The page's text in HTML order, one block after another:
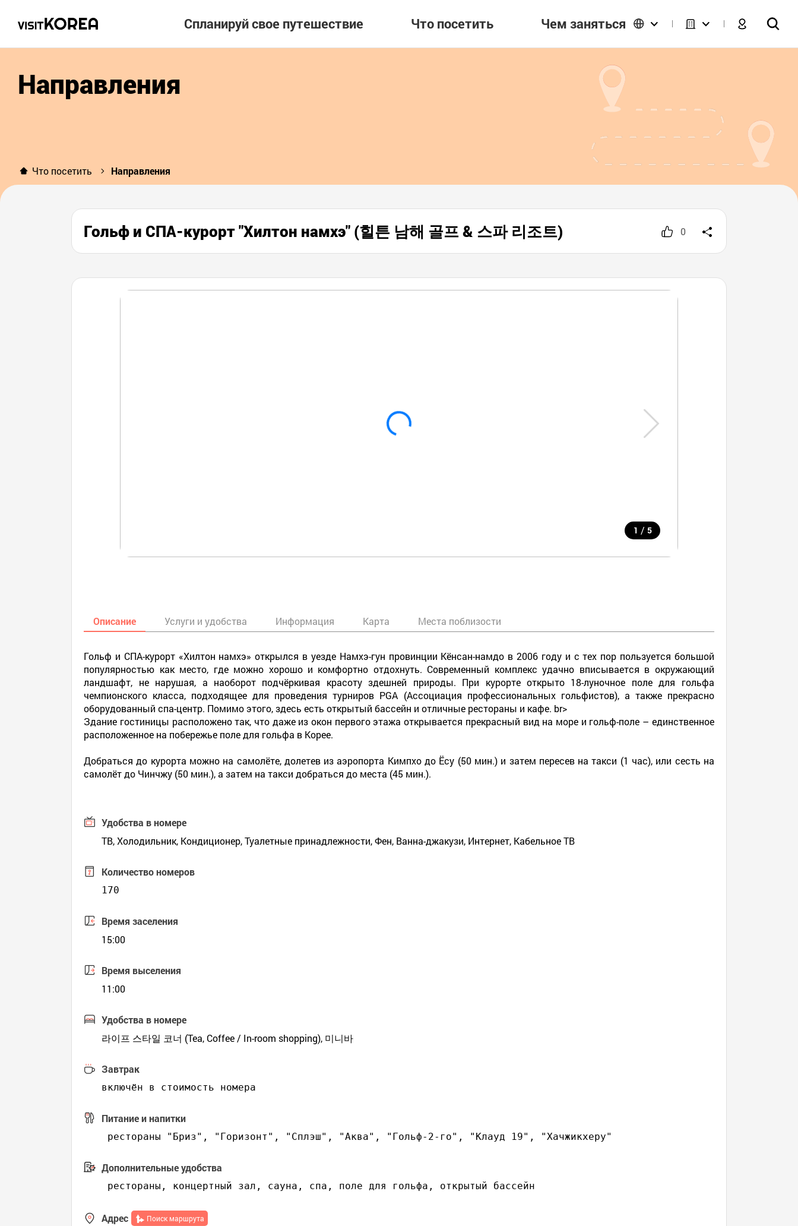
Спланируй свое путешествие Что посетить Чем заняться
Направления
Что посетить Направления
Гольф и СПА-курорт "Хилтон намхэ" (힐튼 남해 골프 & 스파 리조트) 0
1 / 5
Описание Услуги и удобства Информация Карта Места поблизости
Гольф и СПА-курорт «Хилтон намхэ» открылся в уезде Намхэ-гун провинции Кёнсан-намдо в 2006 году и с тех пор пользуется большой
популярностью как место, где можно хорошо и комфортно отдохнуть. Современный комплекс удачно вписывается в окружающий
ландшафт, не нарушая, а наоборот подчёркивая красоту здешней природы. При курорте открыто 18-луночное поле для гольфа
чемпионского класса, подходящее для проведения турниров PGA (Ассоциация профессиональных гольфистов), а также прекрасно
оборудованный спа-центр. Помимо этого, здесь есть открытый бассейн и отличные рестораны и кафе. br>
Здание гостиницы расположено так, что даже из окон первого этажа открывается прекрасный вид на море и гольф-поле – единственное
расположенное на побережье поле для гольфа в Корее.
Добраться до курорта можно на самолёте, долетев из аэропорта Кимпхо до Ёсу (50 мин.) и затем пересев на такси (1 час), или сесть на
самолёт до Чинчжу (50 мин.), а затем на такси добраться до места (45 мин.).
Удобства в номере
ТВ, Холодильник, Кондиционер, Туалетные принадлежности, Фен, Ванна-джакузи, Интернет, Кабельное ТВ
Количество номеров
170
Время заселения
15:00
Время выселения
11:00
Удобства в номере
라이프 스타일 코너 (Tea, Coffee / In-room shopping), 미니바
Завтрак
включён в стоимость номера
Питание и напитки
Дополнительные удобства
Адрес Поиск маршрута